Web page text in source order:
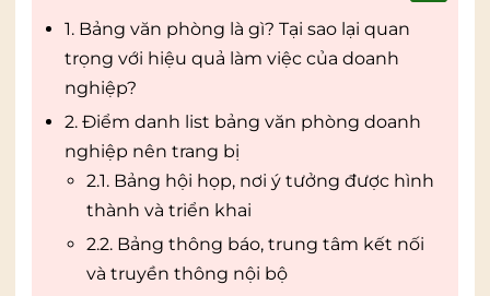
1. Bảng văn phòng là gì? Tại sao lại quan
trọng với hiệu quả làm việc của doanh
nghiệp?
2. Điểm danh list bảng văn phòng doanh
nghiệp nên trang bị
2.1. Bảng hội họp, nơi ý tưởng được hình
thành và triển khai
2.2. Bảng thông báo, trung tâm kết nối
và truyền thông nội bộ